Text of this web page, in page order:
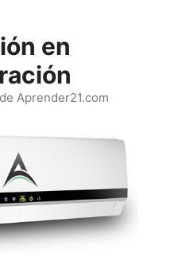
en
Aprender21.com